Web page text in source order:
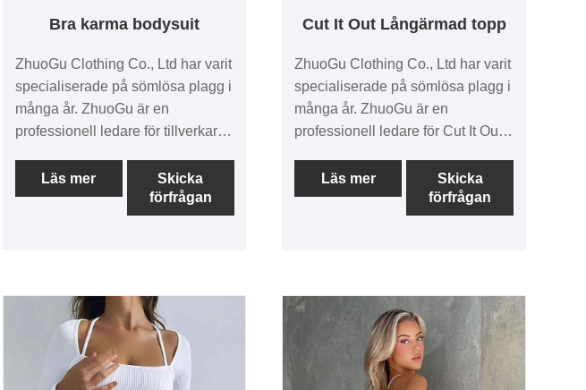
Bra karma bodysuit
ZhuoGu Clothing Co., Ltd har varit
specialiserade på sömlösa plagg i
många år. ZhuoGu är en
professionell ledare för tillverkare
kvalitet och rimligt pris. Vi kommer
alltid att hålla fast vid syftet med
"kvalitet, trovärdighet", med
innovation mekanism, anpassa sig
till marknaden, omfattande
utveckling, välkomna vänner från
alla samhällsskikt kommer att
Läs mer
Skicka
förfrågan
Cut It Out Långärmad topp
ZhuoGu Clothing Co., Ltd har varit
specialiserade på sömlösa plagg i
många år. ZhuoGu är en
professionell ledare för Cut It Out
hög kvalitet och rimligt pris. Vi
kommer alltid att hålla fast vid
syftet med "kvalitet, trovärdighet",
fördjupa reformer, innovation
mekanism, anpassa sig till
marknaden, omfattande
utveckling, välkomna vänner från
Läs mer
Skicka
förfrågan